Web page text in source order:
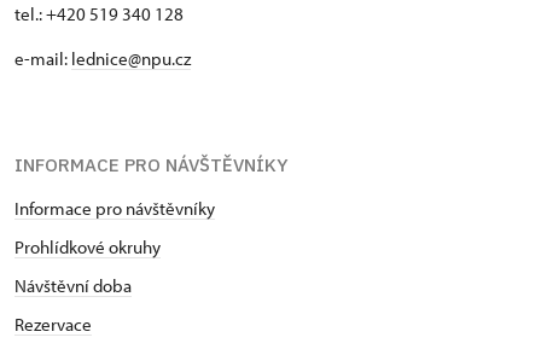
tel.: +420 519 340 128
e-mail: lednice@npu.cz
INFORMACE PRO NÁVŠTĚVNÍKY
Informace pro návštěvníky
Prohlídkové okruhy
Návštěvní doba
Rezervace